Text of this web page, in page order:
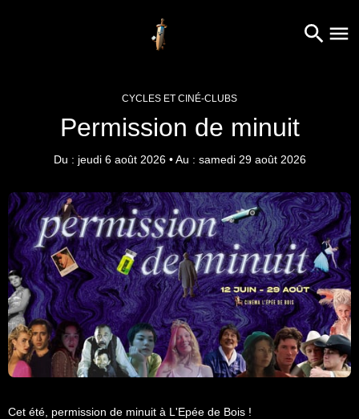
CYCLES ET CINÉ-CLUBS
Permission de minuit
Du : jeudi 6 août 2026•Au : samedi 29 août 2026
Cet été, permission de minuit à L'Epée de Bois !